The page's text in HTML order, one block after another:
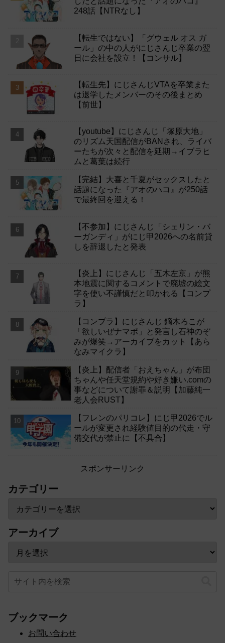
248話【NTRなし】
【転生ではない】「グウェル オス ガ
ール」の中の人がにじさんじ卒業の翌
日に会社を設立！【コンサル】
【転生先】にじさんじVTAを卒業また
は退学したメンバーのその後まとめ
【前世】
【youtube】にじさんじ「塚原大地」
のリズム天国配信がBANされ、ライバ
ーたちが次々と配信を延期→イブラヒ
ムと葛葉は続行
【完結】大喜と千夏がセックスしたと
話題になった『アオのハコ』が250話
で最終回を迎える！
【不参加】にじさんじ「シェリン・バ
ーガンディ」がにじ甲2026への名前貸
しを辞退したと発表
【炎上】にじさんじ「五木左京」が熊
本地震に関するコメントで廃墟の絵文
字を使い不謹慎だと叩かれる【コンプ
ラ】
【コンプラ】にじさんじ 鏑木ろこが
「欲しいぜナマポ」と発言し石神のぞ
みが爆笑→アーカイブをカット【あら
なみマイクラ】
【炎上】配信者「おえちゃん」が布団
ちゃんや任天堂規約や好き嫌い.comの
事などについて謝罪＆説明【加藤純一
老人会RUST】
【フレンのパリコレ】にじ甲2026でル
ールが変更され経験値目的の代走・守
備交代が禁止に【不具合】
スポンサーリンク
カテゴリー